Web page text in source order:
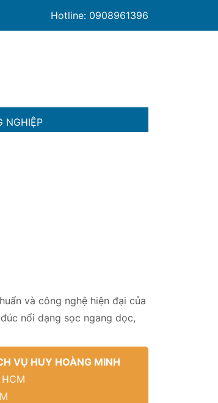
Hotline: 0908961396
NGHIỆP
và công nghệ hiện đại của
nổi dạng sọc ngang dọc,
VỤ HUY HOÀNG MINH